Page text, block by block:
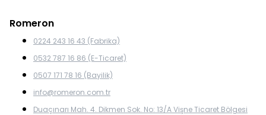
Romeron
0224 243 16 43 (Fabrika)
0532 787 16 86 (E-Ticaret)
0507 171 78 16 (Bayilik)
info@romeron.com.tr
Duaçınarı Mah. 4. Dikmen Sok. No: 13/A Vişne Ticaret Bölgesi